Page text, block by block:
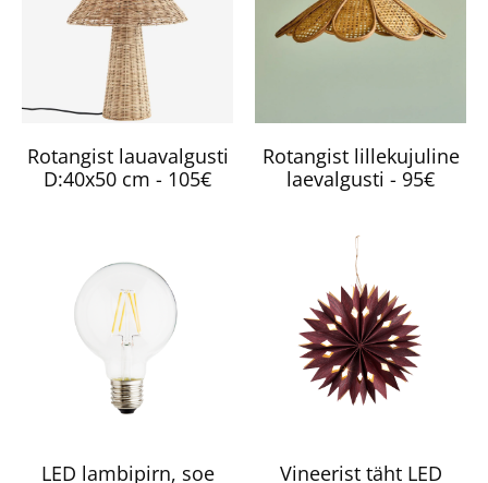
Rotangist lauavalgusti
D:40x50 cm - 105€
Rotangist lillekujuline
laevalgusti - 95€
LED lambipirn, soe
Vineerist täht LED